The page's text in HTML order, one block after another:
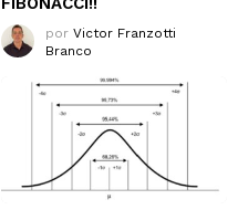
por Victor Franzotti
Branco